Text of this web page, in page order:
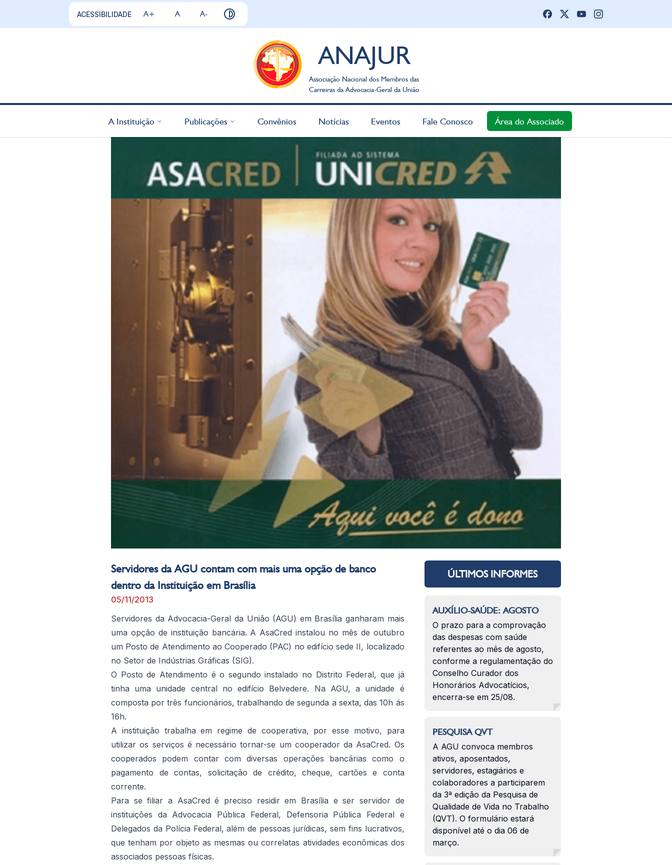
ACESSIBILIDADE A+ A A-
ANAJUR
Associação Nacional dos Membros das
Carreiras da Advocacia-Geral da União
A Instituição Publicações Convênios Notícias Eventos Fale Conosco Área do Associado
Servidores da AGU contam com mais uma opção de banco
dentro da Instituição em Brasília
05/11/2013
Servidores da Advocacia-Geral da União (AGU) em Brasília ganharam mais
uma opção de instituição bancária. A AsaCred instalou no mês de outubro
um Posto de Atendimento ao Cooperado (PAC) no edifício sede II, localizado
no Setor de Indústrias Gráficas (SIG).
O Posto de Atendimento é o segundo instalado no Distrito Federal, que já
tinha uma unidade central no edifício Belvedere. Na AGU, a unidade é
composta por três funcionários, trabalhando de segunda a sexta, das 10h ás
16h.
A instituição trabalha em regime de cooperativa, por esse motivo, para
utilizar os serviços é necessário tornar-se um cooperador da AsaCred. Os
cooperados podem contar com diversas operações bancárias como o
pagamento de contas, solicitação de crédito, cheque, cartões e conta
corrente.
Para se filiar a AsaCred é preciso residir em Brasília e ser servidor de
instituições da Advocacia Pública Federal, Defensoria Pública Federal e
Delegados da Polícia Federal, além de pessoas jurídicas, sem fins lucrativos,
que tenham por objeto as mesmas ou correlatas atividades econômicas dos
associados pessoas físicas.
ÚLTIMOS INFORMES
AUXÍLIO-SAÚDE: AGOSTO
O prazo para a comprovação
das despesas com saúde
referentes ao mês de agosto,
conforme a regulamentação do
Conselho Curador dos
Honorários Advocatícios,
encerra-se em 25/08.
PESQUISA QVT
A AGU convoca membros
ativos, aposentados,
servidores, estagiários e
colaboradores a participarem
da 3ª edição da Pesquisa de
Qualidade de Vida no Trabalho
(QVT). O formulário estará
disponível até o dia 06 de
março.